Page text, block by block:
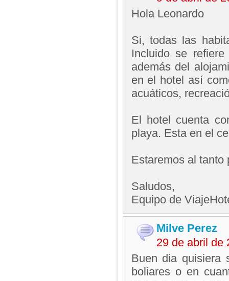
Hola Leonardo
Si, todas las
Incluido se
además del
en el hotel así
acuáticos,
El hotel cuenta
playa. Esta en el
Estaremos al tanto
Saludos,
Equipo de
Milve Perez
29 de abril de
Buen dia quisiera
boliares o en